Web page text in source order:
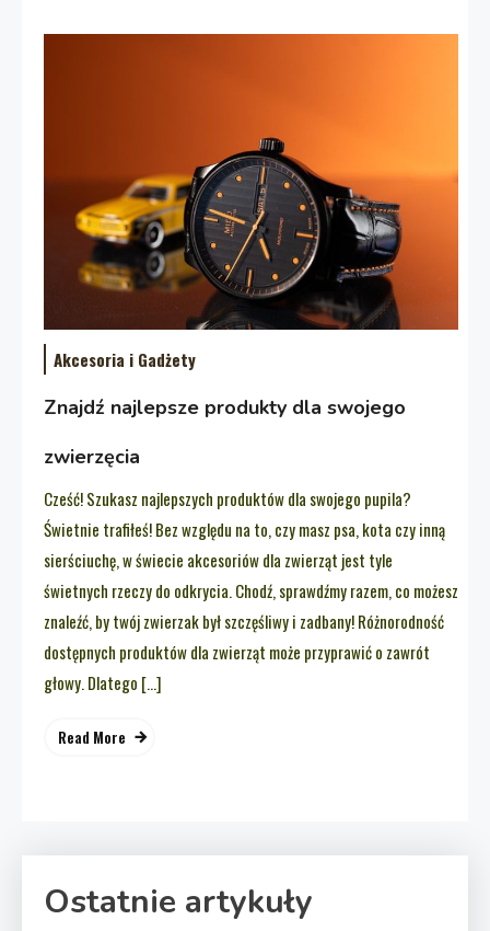
Akcesoria i Gadżety
Znajdź najlepsze produkty dla swojego
zwierzęcia
Cześć! Szukasz najlepszych produktów dla swojego pupila?
Świetnie trafiłeś! Bez względu na to, czy masz psa, kota czy inną
sierściuchę, w świecie akcesoriów dla zwierząt jest tyle
świetnych rzeczy do odkrycia. Chodź, sprawdźmy razem, co możesz
znaleźć, by twój zwierzak był szczęśliwy i zadbany! Różnorodność
dostępnych produktów dla zwierząt może przyprawić o zawrót
głowy. Dlatego […]
Read More
Ostatnie artykuły